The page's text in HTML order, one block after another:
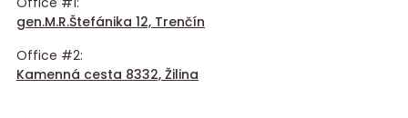
gen.M.R.Štefánika 12, Trenčín
Office #2:
Kamenná cesta 8332, Žilina